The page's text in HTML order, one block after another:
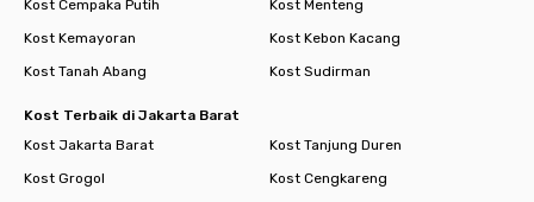
Kost Cempaka Putih
Kost Menteng
Kost Kemayoran
Kost Kebon Kacang
Kost Tanah Abang
Kost Sudirman
Kost Terbaik di Jakarta Barat
Kost Jakarta Barat
Kost Tanjung Duren
Kost Grogol
Kost Cengkareng